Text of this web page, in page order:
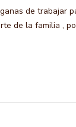
de trabajar
de la familia ,